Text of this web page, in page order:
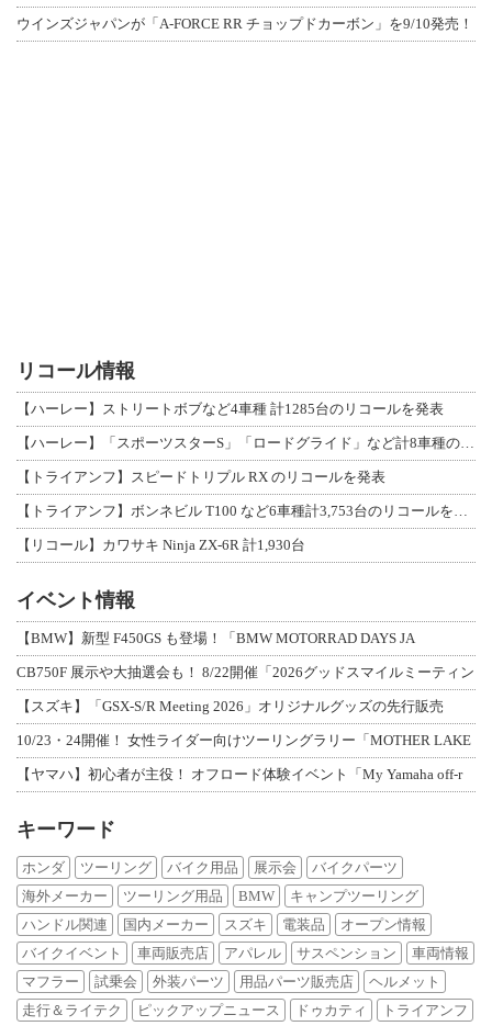
ウインズジャパンが「A-FORCE RR チョップドカーボン」を9/10発売！
リコール情報
【ハーレー】ストリートボブなど4車種 計1285台のリコールを発表
【ハーレー】「スポーツスターS」「ロードグライド」など計8車種のリコールを発表
【トライアンフ】スピードトリプル RX のリコールを発表
【トライアンフ】ボンネビル T100 など6車種計3,753台のリコールを発表
【リコール】カワサキ Ninja ZX-6R 計1,930台
イベント情報
【BMW】新型 F450GS も登場！「BMW MOTORRAD DAYS JA
CB750F 展示や大抽選会も！ 8/22開催「2026グッドスマイルミーティン
【スズキ】「GSX-S/R Meeting 2026」オリジナルグッズの先行販売
10/23・24開催！ 女性ライダー向けツーリングラリー「MOTHER LAKE
【ヤマハ】初心者が主役！ オフロード体験イベント「My Yamaha off-r
キーワード
ホンダ ツーリング バイク用品 展示会
バイクパーツ
海外メーカー
ツーリング用品 BMW
キャンプツーリング
ハンドル関連
国内メーカー スズキ 電装品
オープン情報
バイクイベント
車両販売店 アパレル サスペンション
車両情報
マフラー
試乗会 外装パーツ 用品パーツ販売店
ヘルメット
走行＆ライテク
ピックアップニュース ドゥカティ トライアンフ